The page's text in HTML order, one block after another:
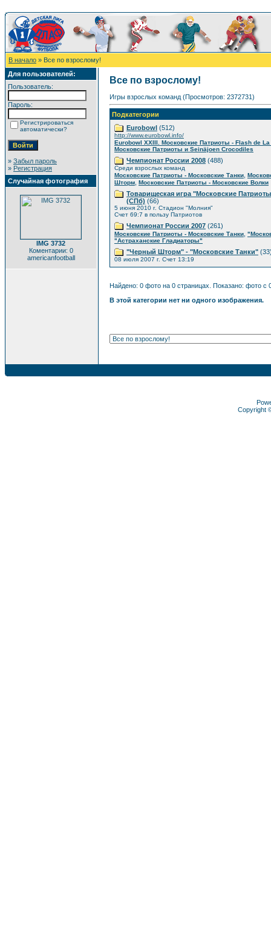
В начало » Все по взрослому!
Для пользователей:
Пользователь:
Пароль:
Регистрироваться
автоматически?
» Забыл пароль
» Регистрация
Случайная фотография
IMG 3732
Коментарии: 0
americanfootball
Все по взрослому!
Игры взрослых команд (Просмотров: 2372731)
Подкатегории
Eurobowl (512)
http://www.eurobowl.info/
Eurobowl XXIII. Московские Патриоты - Flash de
Московские Патриоты и Seinäjoen Crocodiles
Чемпионат России 2008 (488)
Среди взрослых команд
Московские Патриоты - Московские Танки
Шторм Московские Патриоты - Московские Волки
Товарищеская игра "Московские
(СПб) (66)
5 июня 2010 г. Стадион "Молния"
Счет 69:7 в пользу Патриотов
Чемпионат России 2007 (261)
Московские Патриоты - Московские Танки
"Астраханские Гладиаторы"
"Черный Шторм" - "Московские Танки"
08 июля 2007 г. Счет 13:19
Найдено: 0 фото на 0 страницах. Показано: фото с
В этой категории нет ни одного изображения.
Copyright